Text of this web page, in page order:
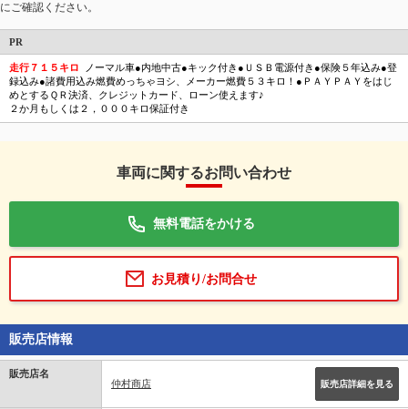
にご確認ください。
PR
走行７１５キロ
ノーマル車●内地中古●キック付き●ＵＳＢ電源付き●保険５年込み●登
録込み●諸費用込み燃費めっちゃヨシ、メーカー燃費５３キロ！●ＰＡＹＰＡＹをはじ
めとするＱＲ決済、クレジットカード、ローン使えます♪
２か月もしくは２，０００キロ保証付き
車両に関するお問い合わせ
無料電話をかける
お見積り/お問合せ
販売店情報
販売店名
仲村商店
販売店詳細を見る